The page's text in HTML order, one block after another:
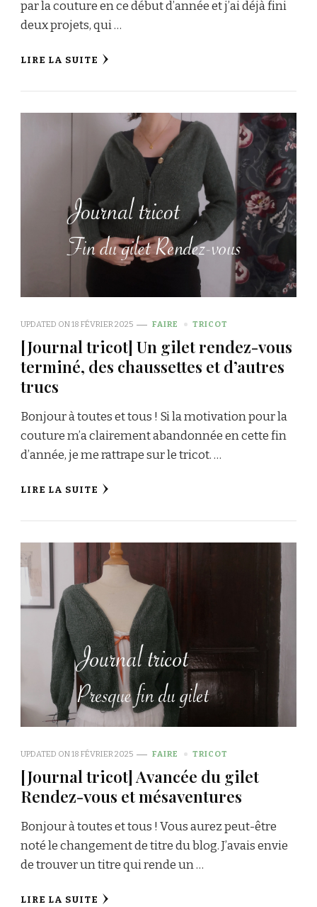
par la couture en ce début d’année et j’ai déjà fini
deux projets, qui …
LIRE LA SUITE
UPDATED ON18 FÉVRIER 2025 FAIRE TRICOT
[Journal tricot] Un gilet rendez-vous
terminé, des chaussettes et d’autres
trucs
Bonjour à toutes et tous ! Si la motivation pour la
couture m’a clairement abandonnée en cette fin
d’année, je me rattrape sur le tricot. …
LIRE LA SUITE
UPDATED ON18 FÉVRIER 2025 FAIRE TRICOT
[Journal tricot] Avancée du gilet
Rendez-vous et mésaventures
Bonjour à toutes et tous ! Vous aurez peut-être
noté le changement de titre du blog. J’avais envie
de trouver un titre qui rende un …
LIRE LA SUITE